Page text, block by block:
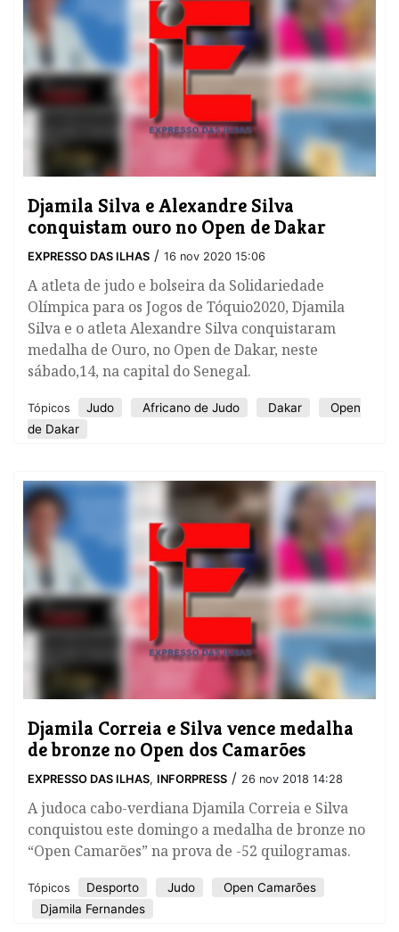
Djamila Silva e Alexandre Silva
conquistam ouro no Open de Dakar
EXPRESSO DAS ILHAS / 16 nov 2020 15:06
A atleta de judo e bolseira da Solidariedade
Olímpica para os Jogos de Tóquio2020, Djamila
Silva e o atleta Alexandre Silva conquistaram
medalha de Ouro, no Open de Dakar, neste
sábado,14, na capital do Senegal.
Tópicos Judo Africano de Judo Dakar
Open
de Dakar
Djamila Correia e Silva vence medalha
de bronze no Open dos Camarões
EXPRESSO DAS ILHAS, INFORPRESS / 26 nov 2018 14:28
A judoca cabo-verdiana Djamila Correia e Silva
conquistou este domingo a medalha de bronze no
“Open Camarões” na prova de -52 quilogramas.
Tópicos Desporto Judo
Open Camarões
Djamila Fernandes